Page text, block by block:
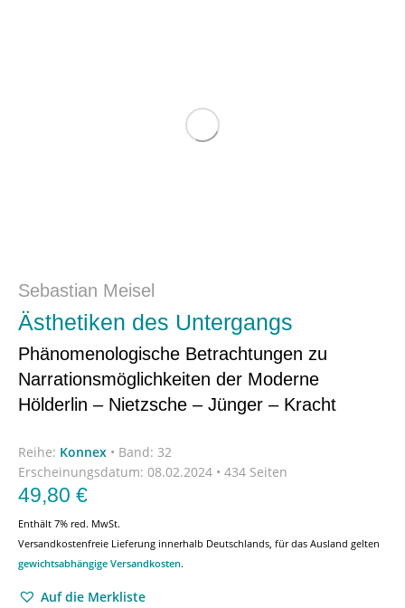
Sebastian Meisel
Ästhetiken des Untergangs
Phänomenologische Betrachtungen zu
Narrationsmöglichkeiten der Moderne
Hölderlin – Nietzsche – Jünger – Kracht
Reihe: Konnex • Band: 32
Erscheinungsdatum: 08.02.2024 • 434 Seiten
49,80 €
Enthält 7% red. MwSt.
Versandkostenfreie Lieferung innerhalb Deutschlands, für das Ausland gelten
gewichtsabhängige Versandkosten.
Auf die Merkliste